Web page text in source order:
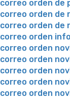
correo orden de
correo orden de
correo orden de
correo orden
correo orden
correo orden
correo orden
correo orden
correo orden